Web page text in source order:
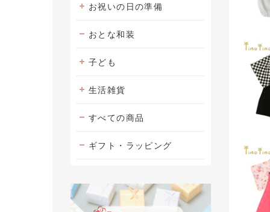
お祝いの日の準備
おとな和装
子ども
生活雑貨
すべての商品
ギフト・ラッピング